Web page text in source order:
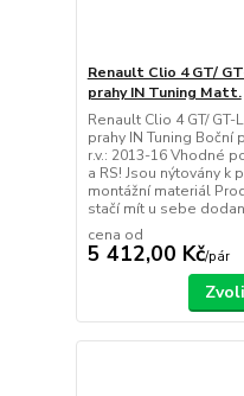
Renault Clio 4 GT/
prahy IN Tuning Matt.
Renault Clio 4 GT/
prahy IN Tuning Boční
r.v.: 2013-16 Vhodné
a RS! Jsou nýtovány k
montážní materiál
stačí mít u sebe
cena od
5 412,00 Kč/pár